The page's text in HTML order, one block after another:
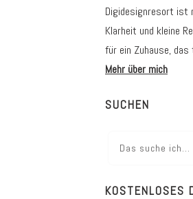
Digidesignresort ist
Klarheit und kleine
für ein Zuhause,
Mehr über mich
SUCHEN
KOSTENLOSES